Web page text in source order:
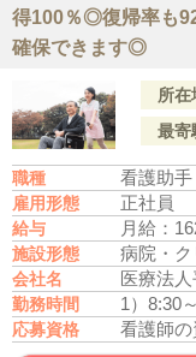
得100％◎復帰率も
確保できます◎
所在
最寄
職種 看護助手
雇用形態 正社員
給与 月給：
施設形態 病院・
会社名 医療法
勤務時間 1）8:30
応募資格 看護師